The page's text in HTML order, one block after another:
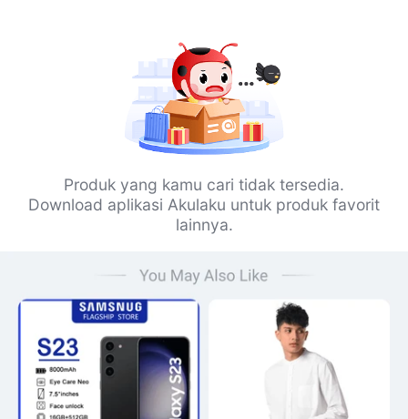
Produk yang kamu cari tidak tersedia.
Download aplikasi Akulaku untuk produk favorit
lainnya.